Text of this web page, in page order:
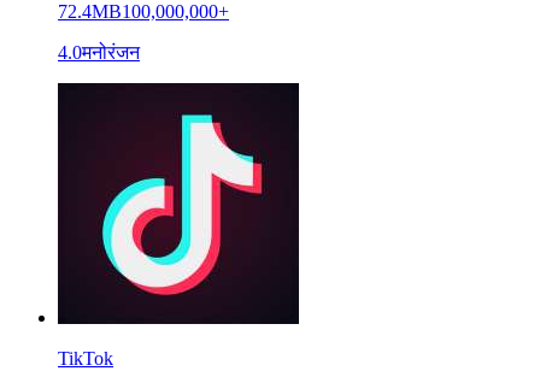
72.4MB100,000,000+
4.0मनोरंजन
TikTok